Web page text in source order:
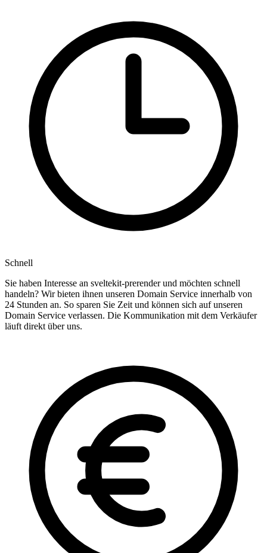
Schnell
Sie haben Interesse an sveltekit-prerender und möchten schnell
handeln? Wir bieten ihnen unseren Domain Service innerhalb von
24 Stunden an. So sparen Sie Zeit und können sich auf unseren
Domain Service verlassen. Die Kommunikation mit dem Verkäufer
läuft direkt über uns.